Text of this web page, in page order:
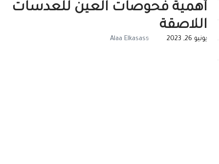
أهمية فحوصات العين للعدسات
اللاصقة
يونيو 26, 2023 Alaa Elkasass